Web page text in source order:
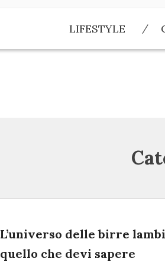
LIFESTYLE
L’universo delle birre
quello che devi sapere